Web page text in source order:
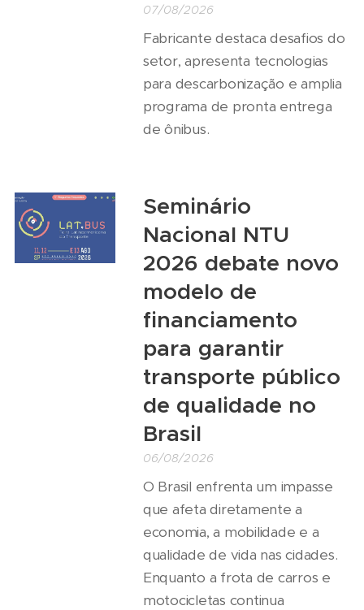
07/08/2026
Fabricante destaca desafios do
setor, apresenta tecnologias
para descarbonização e amplia
programa de pronta entrega
de ônibus.
Seminário
Nacional NTU
2026 debate novo
modelo de
financiamento
para garantir
transporte público
de qualidade no
Brasil
06/08/2026
O Brasil enfrenta um impasse
que afeta diretamente a
economia, a mobilidade e a
qualidade de vida nas cidades.
Enquanto a frota de carros e
motocicletas continua